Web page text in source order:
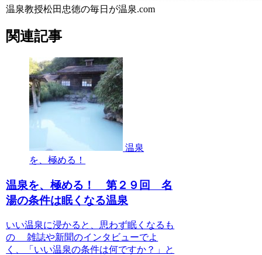
温泉教授松田忠徳の毎日が温泉.com
関連記事
温泉
を、極める！
温泉を、極める！ 第２９回 名
湯の条件は眠くなる温泉
いい温泉に浸かると、思わず眠くなるも
の 雑誌や新聞のインタビューでよ
く、「いい温泉の条件は何ですか？」と